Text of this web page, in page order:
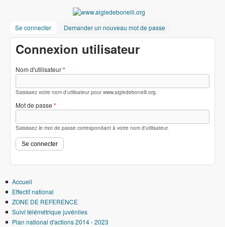
Aller au contenu principal
Se connecter (onglet actif)
Demander un nouveau mot de passe
Connexion utilisateur
Nom d'utilisateur*
Saisissez votre nom d'utilisateur pour www.aigledebonelli.org.
Mot de passe *
Saisissez le mot de passe correspondant à votre nom d'utilisateur.
Accueil
Effectif national
ZONE DE REFERENCE
Suivi télémétrique juvéniles
Plan national d'actions 2014 - 2023